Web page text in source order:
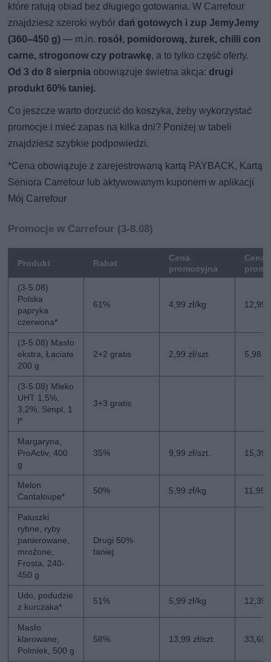
które ratują obiad bez długiego gotowania. W Carrefour
znajdziesz szeroki wybór dań gotowych i zup JemyJemy
(360–450 g) — m.in. rosół, pomidorową, żurek, chilli con
carne, strogonow czy potrawkę, a to tylko część oferty.
Od 3 do 8 sierpnia obowiązuje świetna akcja: drugi
produkt 60% taniej.
Co jeszcze warto dorzucić do koszyka, żeby wykorzystać
promocje i mieć zapas na kilka dni? Poniżej w tabeli
znajdziesz szybkie podpowiedzi.
*Cena obowiązuje z zarejestrowaną kartą PAYBACK, Kartą
Seniora Carrefour lub aktywowanym kuponem w aplikacji
Mój Carrefour
Promocje w Carrefour (3-8.08)
Produkt Rabat
Cena
promocyjna
Cena
(3-5.08)
Polska
papryka
czerwona*
61% 4,99 zł/kg 12,99
(3-5.08) Masło
ekstra, Łaciate
200 g
2+2 gratis 2,99 zł/szt. 5,98
(3-5.08) Mleko
UHT 1,5%,
3,2%, Simpl, 1
l*
3+3 gratis
Margaryna,
ProActiv, 400
g
35% 9,99 zł/szt. 15,39
Melon
Cantaloupe*
50% 5,99 zł/kg 11,99
Paluszki
rybne, ryby
panierowane,
mrożone,
Frosta, 240-
450 g
Drugi 50%
taniej
Udo, podudzie
z kurczaka*
51% 5,99 zł/kg 12,39
Masło
klarowane,
Polmlek, 500 g
58% 13,99 zł/szt. 33,69